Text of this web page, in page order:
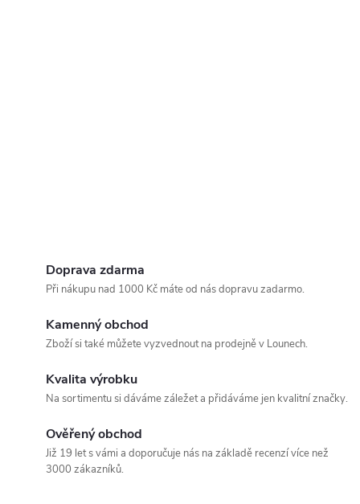
Doprava zdarma
Při nákupu nad 1000 Kč máte od nás dopravu zadarmo.
Kamenný obchod
Zboží si také můžete vyzvednout na prodejně v Lounech.
Kvalita výrobku
Na sortimentu si dáváme záležet a přidáváme jen kvalitní značky.
Ověřený obchod
Již 19 let s vámi a doporučuje nás na základě recenzí více než
3000 zákazníků.